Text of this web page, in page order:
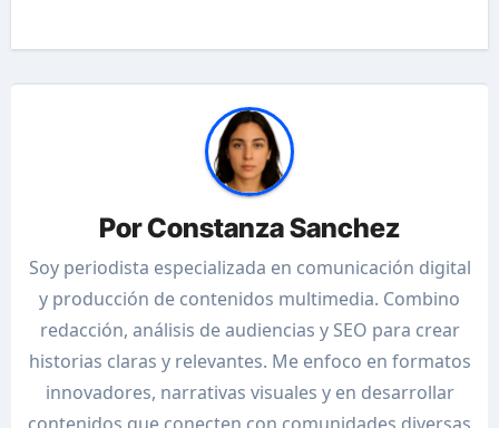
PorConstanza Sanchez
Soy periodista especializada en comunicación digital
y producción de contenidos multimedia. Combino
redacción, análisis de audiencias y SEO para crear
historias claras y relevantes. Me enfoco en formatos
innovadores, narrativas visuales y en desarrollar